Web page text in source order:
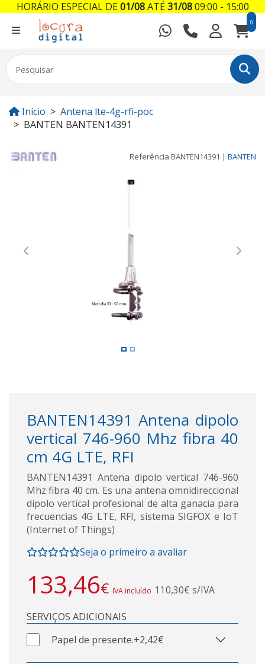
0
Início
Antena lte-4g-rfi-poc
BANTEN BANTEN14391
Referência BANTEN14391 | BANTEN
Previous Next
BANTEN14391 Antena dipolo
vertical 746-960 Mhz fibra 40
cm 4G LTE, RFI
BANTEN14391 Antena dipolo vertical 746-960
Mhz fibra 40 cm. Es una antena omnidireccional
dipolo vertical profesional de alta ganacia para
frecuencias 4G LTE, RFI, sistema SIGFOX e IoT
(Internet of Things)
Seja o primeiro a avaliar
133,46€ IVA incluído 110,30€ s/IVA
SERVIÇOS ADICIONAIS
Papel de presente.+2,42€
HORÁRIO ESPECIAL DE01/08ATÉ31/0809:00 - 15:00